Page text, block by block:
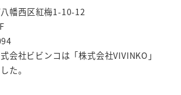
幡西区紅梅1-10-12
会社ビビンコは「株式会社VIVINKO」
た。